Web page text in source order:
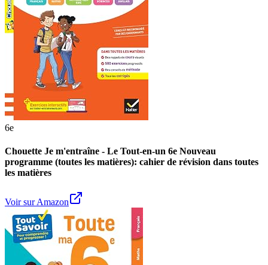
6e
Chouette Je m'entraîne - Le Tout-en-un 6e Nouveau
programme (toutes les matières): cahier de révision dans toutes
les matières
Voir sur Amazon